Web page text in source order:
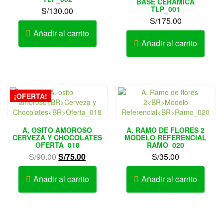
S/130.00
Añadir al carrito
TLP_001
S/175.00
Añadir al carrito
¡OFERTA!
A. OSITO AMOROSO
CERVEZA Y CHOCOLATES
OFERTA_018
S/90.00El
precio
original
S/75.00El
precio
actual
Añadir al carrito
A. RAMO DE FLORES 2
MODELO REFERENCIAL
RAMO_020
S/35.00
Añadir al carrito